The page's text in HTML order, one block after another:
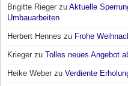
Brigitte Rieger zuAktuelle
Umbauarbeiten
Herbert Hennes zu Frohe
Krieger zuTolles neues Angebot
Heike Weber zuVerdiente